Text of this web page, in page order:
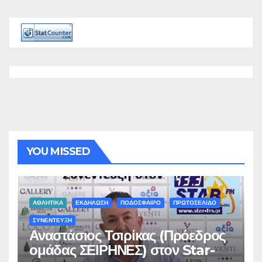
YOU MISSED
ΑΘΛΗΤΙΚΑ ΕΚΔΗΛΩΣΗ ΠΟΔΟΣΦΑΙΡΟ ΠΡΩΤΟΣΕΛΙΔΟ
ΣΥΝΕΝΤΕΥΞΗ
Αναστάσιος Τσιρίκας (Πρόεδρος
ομάδας ΣΕΙΡΗΝΕΣ) στον Star-